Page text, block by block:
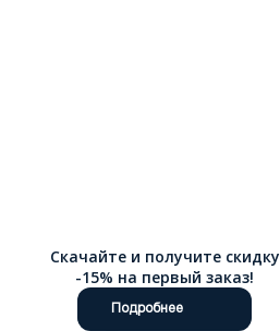
Скачайте и получите скидку
-15% на первый заказ!
Подробнее